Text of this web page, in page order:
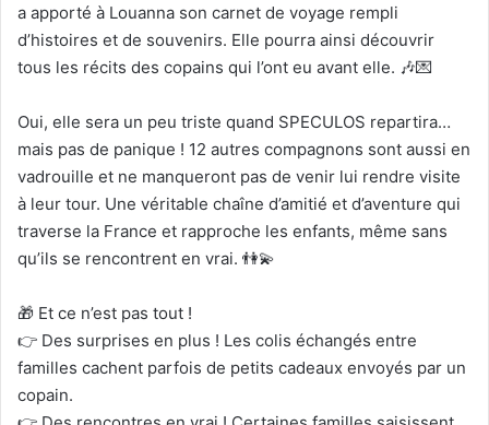
a apporté à Louanna son carnet de voyage rempli
d’histoires et de souvenirs. Elle pourra ainsi découvrir
tous les récits des copains qui l’ont eu avant elle. 🎶💌
Oui, elle sera un peu triste quand SPECULOS repartira…
mais pas de panique ! 12 autres compagnons sont aussi en
vadrouille et ne manqueront pas de venir lui rendre visite
à leur tour. Une véritable chaîne d’amitié et d’aventure qui
traverse la France et rapproche les enfants, même sans
qu’ils se rencontrent en vrai. 👫💫
🎁 Et ce n’est pas tout !
👉 Des surprises en plus ! Les colis échangés entre
familles cachent parfois de petits cadeaux envoyés par un
copain.